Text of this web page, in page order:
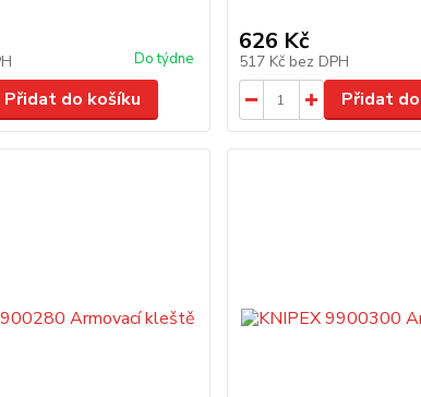
Do týdne
Přidat do košíku
626 Kč
517 Kč bez DPH
Přidat